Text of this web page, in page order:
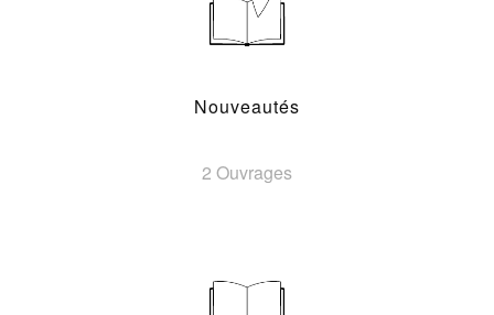
Nouveautés
2 Ouvrages